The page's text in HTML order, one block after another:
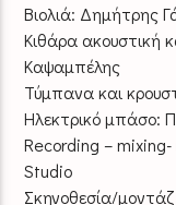
Βιολιά: Δημήτρης
Κιθάρα ακουστική
Καψαμπέλης
Τύμπανα και
Ηλεκτρικό μπάσο:
Recording –
Studio
Σκηνοθεσία/